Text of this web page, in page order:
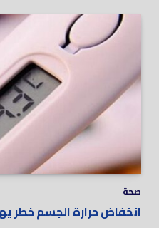
صحة
انخفاض حرارة الجسم خطر